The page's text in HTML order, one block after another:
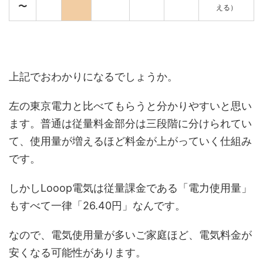
〜
える）
上記でおわかりになるでしょうか。
左の東京電力と比べてもらうと分かりやすいと思い
ます。普通は従量料金部分は三段階に分けられてい
て、使用量が増えるほど料金が上がっていく仕組み
です。
しかしLooop電気は従量課金である「電力使用量」
もすべて一律「26.40円」なんです。
なので、 電気使用量が多いご家庭ほど、電気料金が
安くなる可能性があります。